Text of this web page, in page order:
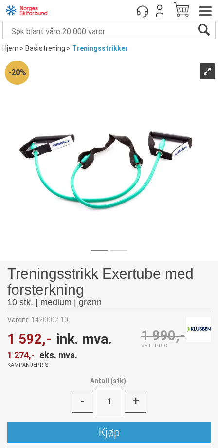
Hjem>Basistrening>Treningsstrikker
20%
Treningsstrikk Exertube med
forsterkning
10 stk. | medium | grønn
Varenr: 1420002-10
1 592,- ink. mva.
1 274,- eks. mva.
KAMPANJEPRIS
1 990,-
VEIL. PRIS
Antall (stk):
- +
Kjøp